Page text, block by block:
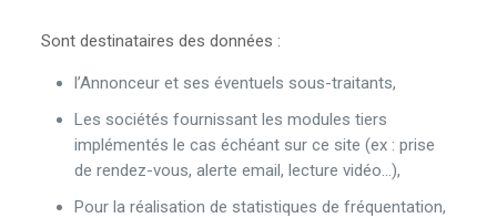
Sont destinataires des données :
l’Annonceur et ses éventuels sous-traitants,
Les sociétés fournissant les modules tiers
implémentés le cas échéant sur ce site (ex : prise
de rendez-vous, alerte email, lecture vidéo…),
Pour la réalisation de statistiques de fréquentation,